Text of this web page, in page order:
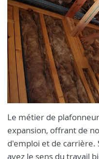
Le métier de
expansion, offrant de
d'emploi et de carrière.
avez le sens du travail